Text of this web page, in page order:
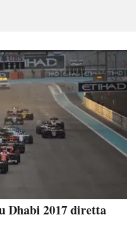
Dhabi 2017 diretta